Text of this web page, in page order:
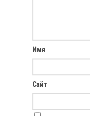
Имя
Сайт